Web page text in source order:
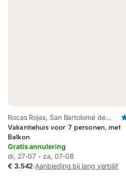
Rocas Rojas, San Bartolomé de
Tirajana
Vakantiehuis voor 7 personen, met
Balkon
Gratis annulering
di, 27-07 - za, 07-08
€ 3.542·Aanbieding bij lang verblijf